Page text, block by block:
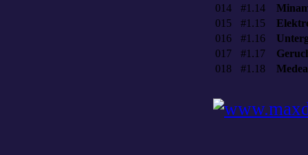
014
#1.14
015
#1.15
016
#1.16
017
#1.17
018
#1.18 Medea